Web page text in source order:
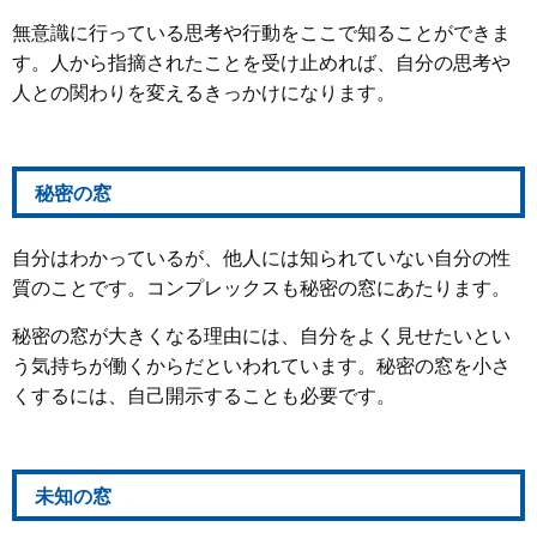
無意識に行っている思考や行動をここで知ることができま
す。人から指摘されたことを受け止めれば、自分の思考や
人との関わりを変えるきっかけになります。
秘密の窓
自分はわかっているが、他人には知られていない自分の性
質のことです。コンプレックスも秘密の窓にあたります。
秘密の窓が大きくなる理由には、自分をよく見せたいとい
う気持ちが働くからだといわれています。秘密の窓を小さ
くするには、自己開示することも必要です。
未知の窓